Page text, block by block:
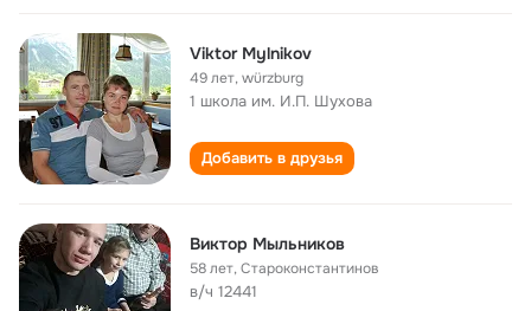
Viktor Mylnikov
49 лет,würzburg
1 школа им. И.П. Шухова
Добавить в друзья
Виктор Мыльников
58 лет,Староконстантинов
в/ч 12441